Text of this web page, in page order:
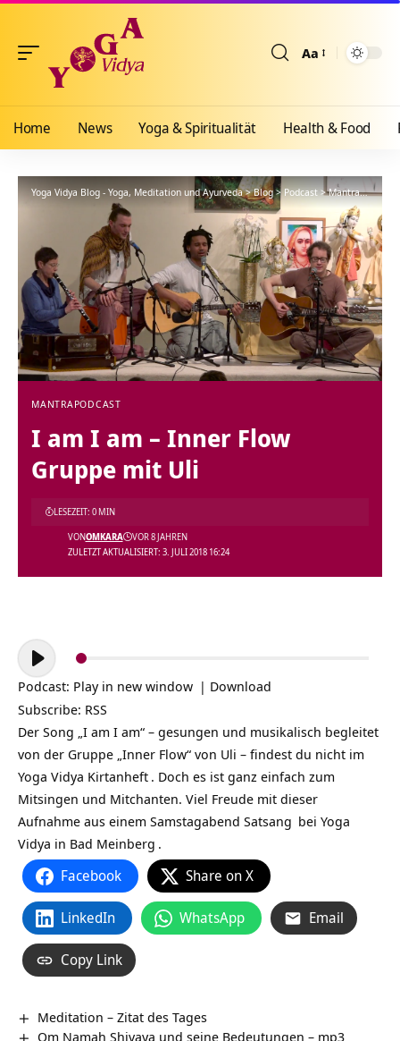
Aa
Home News Yoga & Spiritualität Health & Food
Yoga Vidya Blog - Yoga, Meditation und Ayurveda>Blog>Podcast>Mantra>I am I
MANTRAPODCAST
I am I am – Inner Flow
Gruppe mit Uli
ZULETZT AKTUALISIERT: 3. JULI 2018 16:24
VONOMKARA VOR 8 JAHREN
LESEZEIT: 0 MIN
Audio-
Player
Podcast: Play in new window | Download
Subscribe: RSS
Der Song „I am I am“ – gesungen und musikalisch begleitet
von der Gruppe „Inner Flow“ von Uli – findest du nicht im
Yoga Vidya Kirtanheft . Doch es ist ganz einfach zum
Mitsingen und Mitchanten. Viel Freude mit dieser
Aufnahme aus einem Samstagabend Satsang bei Yoga
Vidya in Bad Meinberg .
Facebook Share on X
LinkedIn WhatsApp Email
Copy Link
Meditation – Zitat des Tages
Om Namah Shivaya und seine Bedeutungen – mp3